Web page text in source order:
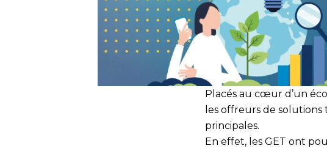
Placés au cœur d’un
les offreurs de
principales.
En effet, les GET ont